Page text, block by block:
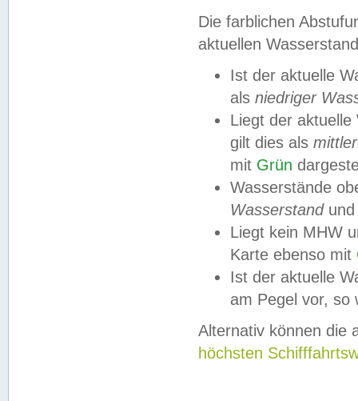
Die farblichen
aktuellen
Ist der aktuelle
als niedriger
Liegt der
gilt dies als
mit Grün
Wasserstände
Wasserstandund
Liegt kein MHW
Karte ebenso mit
Ist der aktuelle
am Pegel vor,
Alternativ können die
höchsten